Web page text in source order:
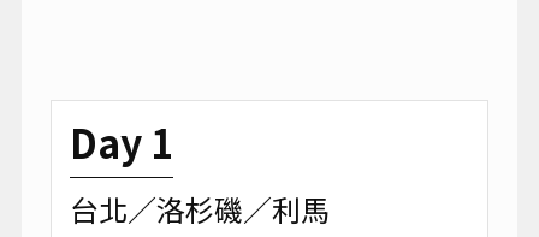
Day 1
台北／洛杉磯／利馬